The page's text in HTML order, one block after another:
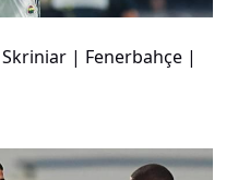
| Fenerbahçe |